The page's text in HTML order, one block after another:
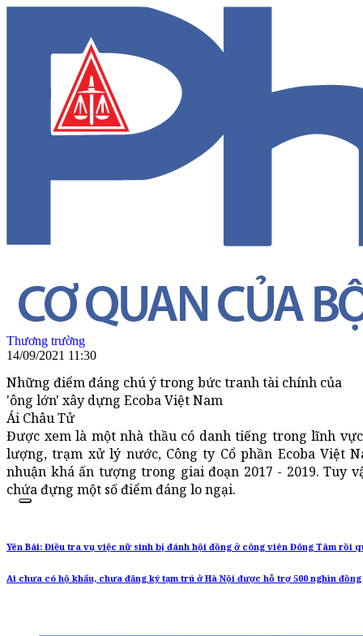
Thương trường
14/09/2021 11:30
Những điểm đáng chú ý trong bức tranh tài chính của
'ông lớn' xây dựng Ecoba Việt Nam
Ái Châu Tử
Được xem là một nhà thầu có danh tiếng trong lĩnh
lượng, trạm xử lý nước, Công ty Cổ phần Ecoba Việt
nhuận khá ấn tượng trong giai đoạn 2017 - 2019. Tuy
chứa đựng một số điểm đáng lo ngại.
Yên Bái: Điều tra vụ việc nữ sinh bị đánh hội đồng ở công viên Đông Tâm rồi
Ai chưa có hộ khẩu, chưa đăng ký tạm trú ở Hà Nội được hỗ trợ 500 nghìn đồng